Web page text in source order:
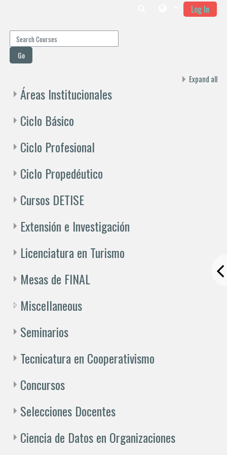
Log In
Search Courses
Go
Expand all
Áreas Institucionales
Ciclo Básico
Ciclo Profesional
Ciclo Propedéutico
Cursos DETISE
Extensión e Investigación
Licenciatura en Turismo
Mesas de FINAL
Miscellaneous
Seminarios
Tecnicatura en Cooperativismo
Concursos
Selecciones Docentes
Ciencia de Datos en Organizaciones